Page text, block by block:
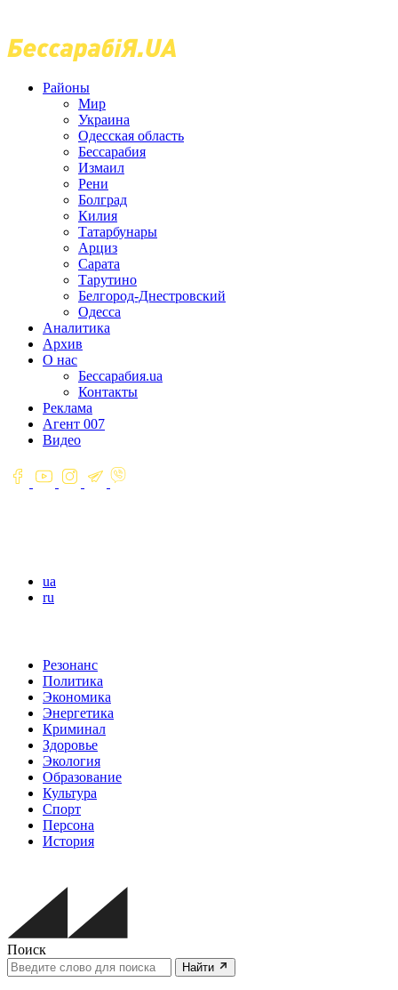
Районы
Мир
Украина
Одесская область
Бессарабия
Измаил
Рени
Болград
Килия
Татарбунары
Арциз
Сарата
Тарутино
Белгород-Днестровский
Одесса
Аналитика
Архив
О нас
Бессарабия.ua
Контакты
Реклама
Агент 007
Видео
ua
ru
Резонанс
Политика
Экономика
Энергетика
Криминал
Здоровье
Экология
Образование
Культура
Спорт
Персона
История
Поиск
Найти